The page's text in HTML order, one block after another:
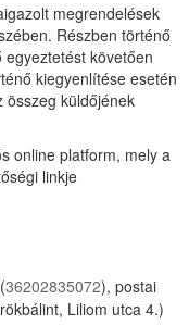
megrendelések
Részben történő
követően
kiegyenlítése esetén
összeg küldőjének
online platform, mely a
linkje
36202835072), postai
Liliom utca 4.)